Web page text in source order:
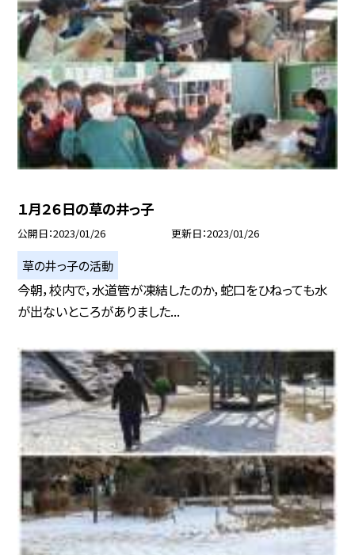
１月２６日の草の井っ子
公開日 2023/01/26 更新日 2023/01/26
草の井っ子の活動
今朝，校内で，水道管が凍結したのか，蛇口をひねっても水
が出ないところがありました...